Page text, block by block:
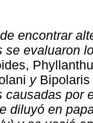
encontrar
se evaluaron
y
causadas por
diluyó en